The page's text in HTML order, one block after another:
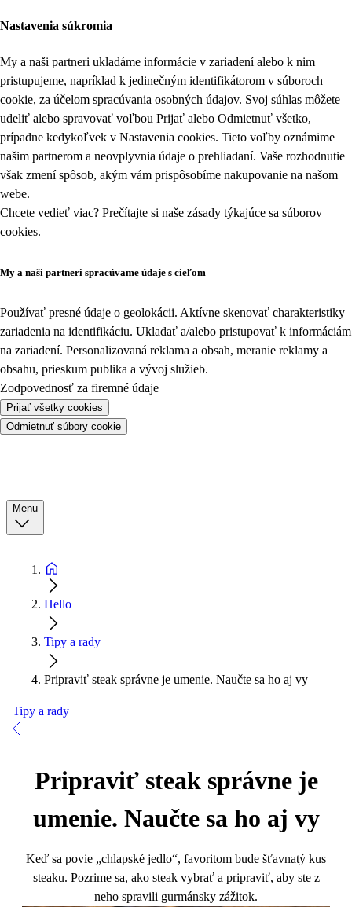
Nastavenia súkromia
My a naši partneri ukladáme informácie v zariadení alebo k nim
pristupujeme, napríklad k jedinečným identifikátorom v súboroch
cookie, za účelom spracúvania osobných údajov. Svoj súhlas môžete
udeliť alebo spravovať voľbou Prijať alebo Odmietnuť všetko,
prípadne kedykoľvek v Nastavenia cookies. Tieto voľby oznámime
našim partnerom a neovplyvnia údaje o prehliadaní. Vaše rozhodnutie
však zmení spôsob, akým vám prispôsobíme nakupovanie na našom
webe.
Chcete vedieť viac? Prečítajte si naše zásady týkajúce sa súborov
cookies.
My a naši partneri spracúvame údaje s cieľom
Používať presné údaje o geolokácii. Aktívne skenovať charakteristiky
zariadenia na identifikáciu. Ukladať a/alebo pristupovať k informáciám
na zariadení. Personalizovaná reklama a obsah, meranie reklamy a
obsahu, prieskum publika a vývoj služieb.
Zodpovednosť za firemné údaje
Prijať všetky cookies
Odmietnuť súbory cookie
Menu
Hello
Tipy a rady
Pripraviť steak správne je umenie. Naučte sa ho aj vy
Tipy a rady
Pripraviť steak správne je
umenie. Naučte sa ho aj vy
Keď sa povie „chlapské jedlo“, favoritom bude šťavnatý kus
steaku. Pozrime sa, ako steak vybrať a pripraviť, aby ste z
neho spravili gurmánsky zážitok.